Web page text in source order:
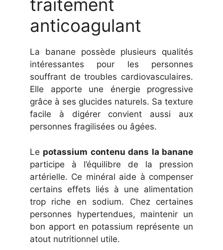
traitement
anticoagulant
La banane possède plusieurs qualités
intéressantes pour les personnes
souffrant de troubles cardiovasculaires.
Elle apporte une énergie progressive
grâce à ses glucides naturels. Sa texture
facile à digérer convient aussi aux
personnes fragilisées ou âgées.
Le potassium contenu dans la banane
participe à l’équilibre de la pression
artérielle. Ce minéral aide à compenser
certains effets liés à une alimentation
trop riche en sodium. Chez certaines
personnes hypertendues, maintenir un
bon apport en potassium représente un
atout nutritionnel utile.